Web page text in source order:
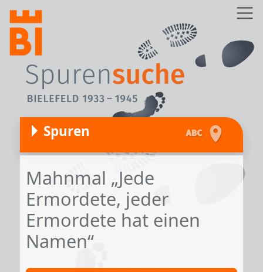
Direkt zum Inhalt
Spuren
Mahnmal „Jede
Ermordete, jeder
Ermordete hat einen
Namen“